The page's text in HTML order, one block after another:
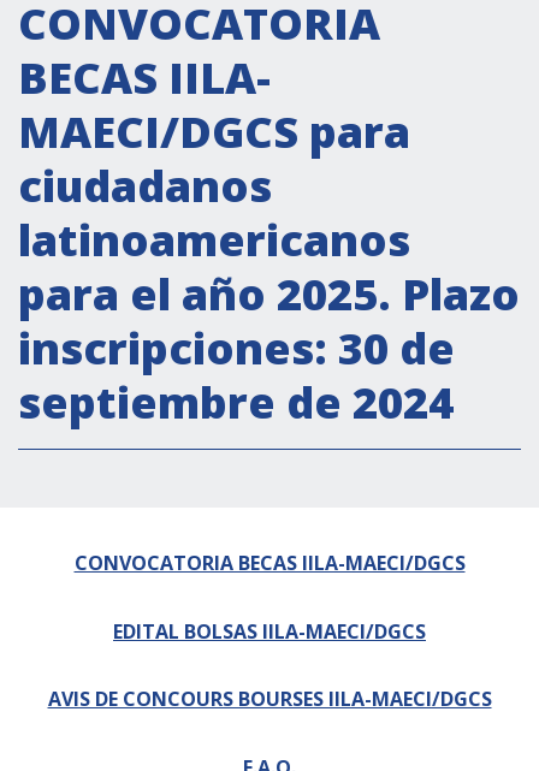
Secretaría Cultural
Secretaría Socioeconómica
Secretaría Técnico-científica
Forum Pymes
Conferencia Italia- América Latina y el Caribe
Red para la promoción de la igualdad de
género
Partnership
Empoderamiento socio-económico
EUROsociAL
EL PAcCTO
CONVOCATORIA
BECAS IILA-
MAECI/DGCS para
ciudadanos
latinoamericanos
para el año 2025. Plazo
inscripciones: 30 de
septiembre de 2024
CONVOCATORIA BECAS IILA-MAECI/DGCS
EDITAL BOLSAS IILA-MAECI/DGCS
AVIS DE CONCOURS BOURSES IILA-MAECI/DGCS